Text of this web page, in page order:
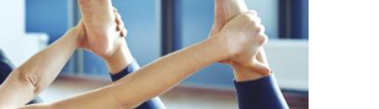
CELLULITE RIMEDI EFFICACI
I SETTI FIBROSI E LA CELLULITE